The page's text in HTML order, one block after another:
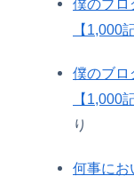
僕のブロ
【1,000
僕のブロ
【1,000
り
何事にお